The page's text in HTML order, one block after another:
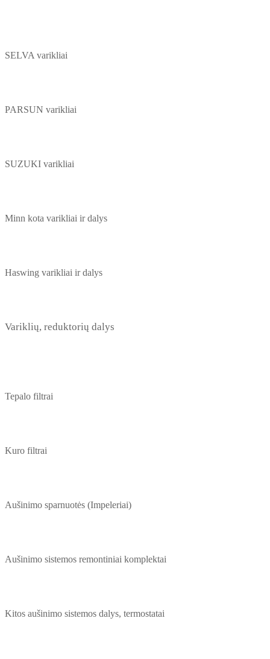
SELVA varikliai
PARSUN varikliai
SUZUKI varikliai
Minn kota varikliai ir dalys
Haswing varikliai ir dalys
Variklių, reduktorių dalys
Tepalo filtrai
Kuro filtrai
Aušinimo sparnuotės (Impeleriai)
Aušinimo sistemos remontiniai komplektai
Kitos aušinimo sistemos dalys, termostatai